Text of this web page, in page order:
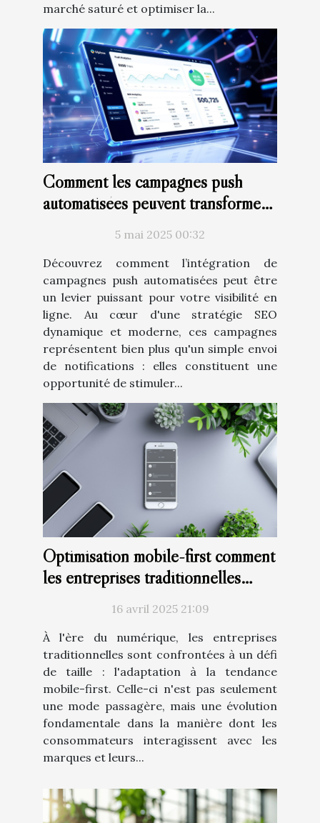
marché saturé et optimiser la...
Comment les campagnes push
automatisées peuvent transformer
votre stratégie SEO
5 mai 2025 00:32
Découvrez comment l’intégration de
campagnes push automatisées peut être
un levier puissant pour votre visibilité en
ligne. Au cœur d'une stratégie SEO
dynamique et moderne, ces campagnes
représentent bien plus qu'un simple envoi
de notifications : elles constituent une
opportunité de stimuler...
Optimisation mobile-first comment
les entreprises traditionnelles
peuvent s'adapter16 avril 2025 21:09
À l'ère du numérique, les entreprises
traditionnelles sont confrontées à un défi
de taille : l'adaptation à la tendance
mobile-first. Celle-ci n'est pas seulement
une mode passagère, mais une évolution
fondamentale dans la manière dont les
consommateurs interagissent avec les
marques et leurs...